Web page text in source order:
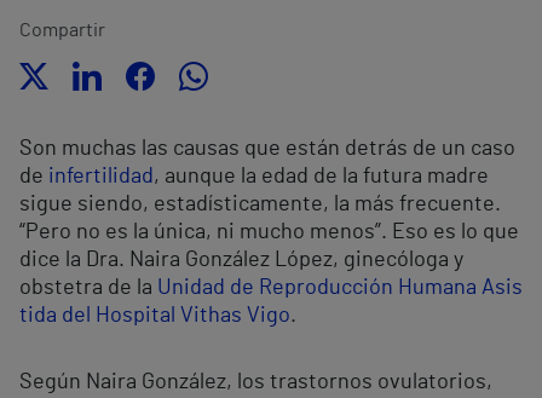
Compartir
Son muchas las causas que están detrás de un caso
de infertilidad , aunque la edad de la futura madre
sigue siendo, estadísticamente, la más frecuente.
“Pero no es la única, ni mucho menos”. Eso es lo que
dice la Dra. Naira González López, ginecóloga y
obstetra de la Unidad de Reproducción Humana Asis
tida del Hospital Vithas Vigo.
Según Naira González, los trastornos ovulatorios,